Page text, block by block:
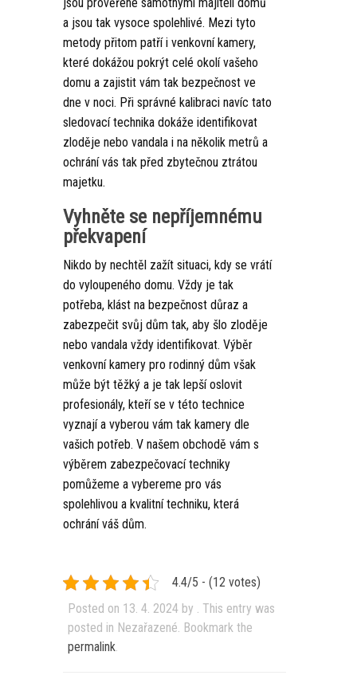
a jsou tak vysoce spolehlivé. Mezi tyto
metody přitom patří i venkovní kamery,
které dokážou pokrýt celé okolí vašeho
domu a zajistit vám tak bezpečnost ve
dne v noci. Při správné kalibraci navíc tato
sledovací technika dokáže identifikovat
zloděje nebo vandala i na několik metrů a
ochrání vás tak před zbytečnou ztrátou
majetku.
Vyhněte se nepříjemnému
překvapení
Nikdo by nechtěl zažít situaci, kdy se vrátí
do vyloupeného domu. Vždy je tak
potřeba, klást na bezpečnost důraz a
zabezpečit svůj dům tak, aby šlo zloděje
nebo vandala vždy identifikovat. Výběr
venkovní kamery pro rodinný dům však
může být těžký a je tak lepší oslovit
profesionály, kteří se v této technice
vyznají a vyberou vám tak kamery dle
vašich potřeb. V našem obchodě vám s
výběrem zabezpečovací techniky
pomůžeme a vybereme pro vás
spolehlivou a kvalitní techniku, která
ochrání váš dům.
4.4/5 - (12 votes)
Posted on 13. 4. 2024 by . This entry was
posted in Nezařazené. Bookmark the
permalink.